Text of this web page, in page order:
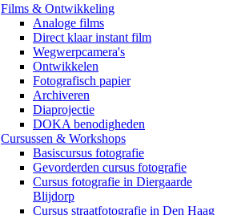
Films & Ontwikkeling
Analoge films
Direct klaar instant film
Wegwerpcamera's
Ontwikkelen
Fotografisch papier
Archiveren
Diaprojectie
DOKA benodigheden
Cursussen & Workshops
Basiscursus fotografie
Gevorderden cursus fotografie
Cursus fotografie in Diergaarde
Blijdorp
Cursus straatfotografie in Den Haag